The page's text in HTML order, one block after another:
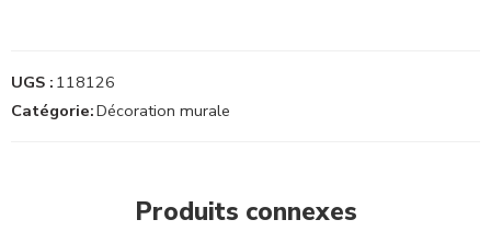
UGS : 118126
Catégorie:Décoration murale
Produits connexes